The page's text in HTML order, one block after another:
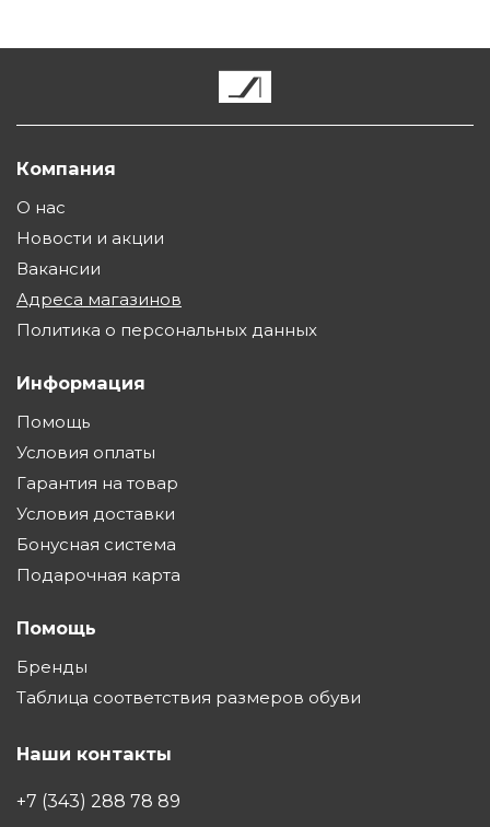
Компания
О нас
Новости и акции
Вакансии
Адреса магазинов
Политика о персональных данных
Информация
Помощь
Условия оплаты
Гарантия на товар
Условия доставки
Бонусная система
Подарочная карта
Помощь
Бренды
Таблица соответствия размеров обуви
Наши контакты
+7 (343) 288 78 89